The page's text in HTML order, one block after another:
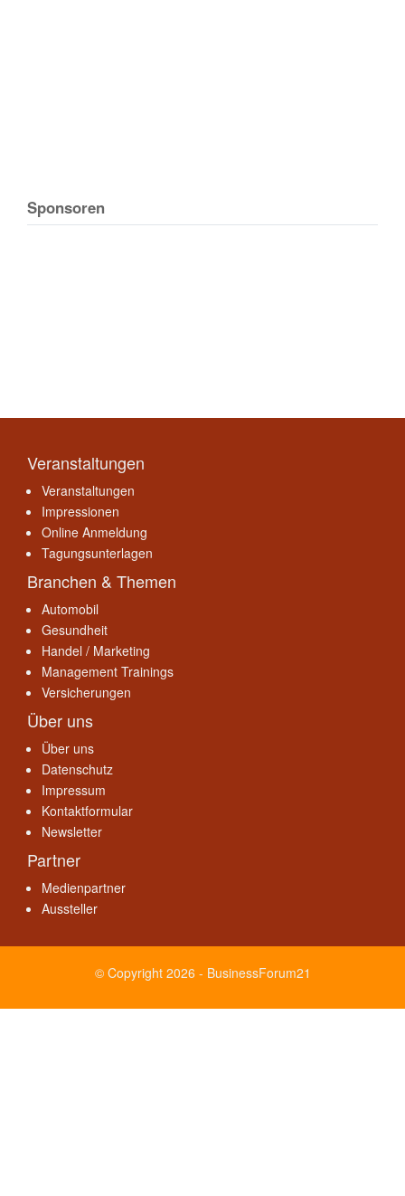
Sponsoren
Veranstaltungen
Veranstaltungen
Impressionen
Online Anmeldung
Tagungsunterlagen
Branchen & Themen
Automobil
Gesundheit
Handel / Marketing
Management Trainings
Versicherungen
Über uns
Über uns
Datenschutz
Impressum
Kontaktformular
Newsletter
Partner
Medienpartner
Aussteller
© Copyright 2026 - BusinessForum21